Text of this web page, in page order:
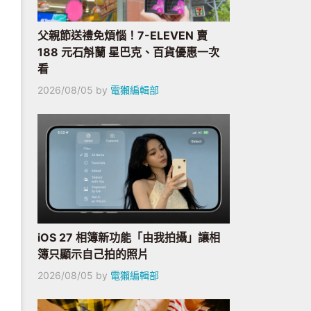
父親節送禮免煩惱！7-ELEVEN 賣
188 元石斛蘭 星巴克、百貨優惠一次
看
2026/08/05 by 電獺編輯部
iOS 27 相簿新功能「由我拍攝」讓相
簿只顯示自己拍的照片
2026/08/05 by 電獺編輯部